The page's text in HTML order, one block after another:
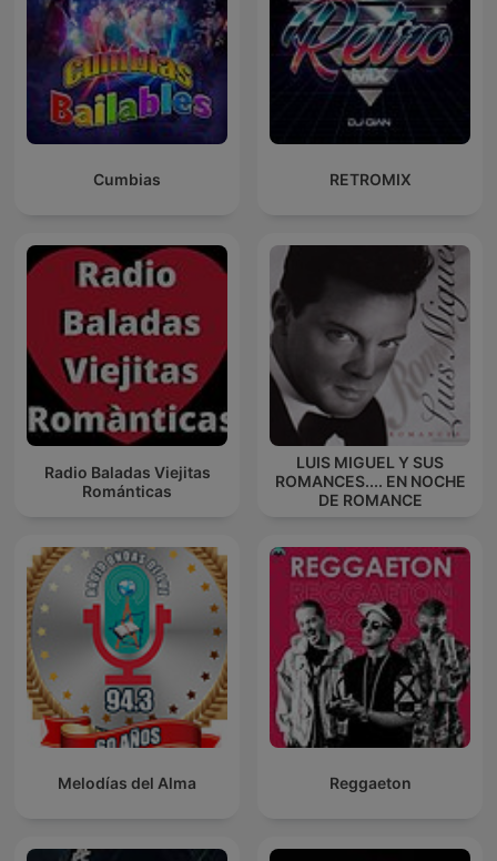
Cumbias RETROMIX
Radio Baladas Viejitas
Románticas
LUIS MIGUEL Y SUS
ROMANCES.... EN NOCHE
DE ROMANCE
Melodías del Alma Reggaeton